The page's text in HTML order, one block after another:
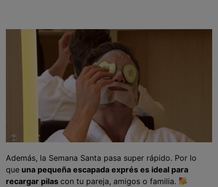
Además, la Semana Santa pasa super rápido. Por lo
que una pequeña escapada exprés es ideal para
recargar pilas con tu pareja, amigos o familia.